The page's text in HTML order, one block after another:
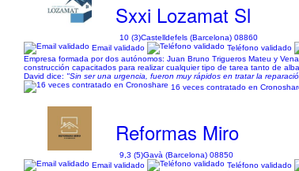
Sxxi Lozamat Sl
10 (3)Castelldefels (Barcelona) 08860
Email validado
Teléfono validado
Empresa formada por dos autónomos: Juan Bruno Trigueros Mateu y
construcción capacitados para realizar cualquier tipo de tarea tanto de
David dice: "Sin ser una urgencia, fueron muy rápidos en tratar la
16 veces contratado en
Reformas Miro
9,3 (5)Gavà (Barcelona) 08850
Email validado
Teléfono validado